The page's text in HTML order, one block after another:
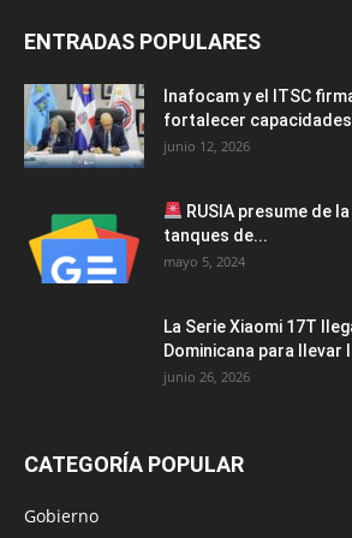
ENTRADAS POPULARES
Inafocam y el ITSC
fortalecer
junio 12, 2026
RUSIA presume de
tanques de...
mayo 5, 2024
La Serie Xiaomi 17T
Dominicana para llevar
junio 26, 2026
CATEGORÍA POPULAR
Gobierno